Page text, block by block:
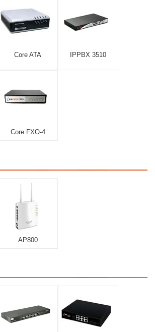
Core ATA IPPBX 3510
Core FXO-4
AP800